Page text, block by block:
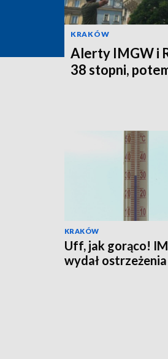
KRAKÓW
Alerty IMGW i
38 stopni,
KRAKÓW
Uff, jak gorąco!
wydał ostrzeżenia